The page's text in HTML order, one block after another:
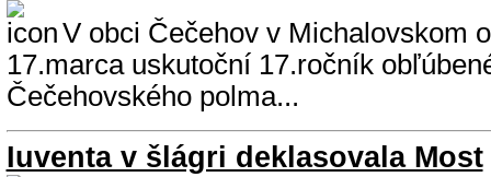
V obci Čečehov v Michalovskom
17.marca uskutoční 17.ročník
Čečehovského polma...
Iuventa v šlágri deklasovala Most